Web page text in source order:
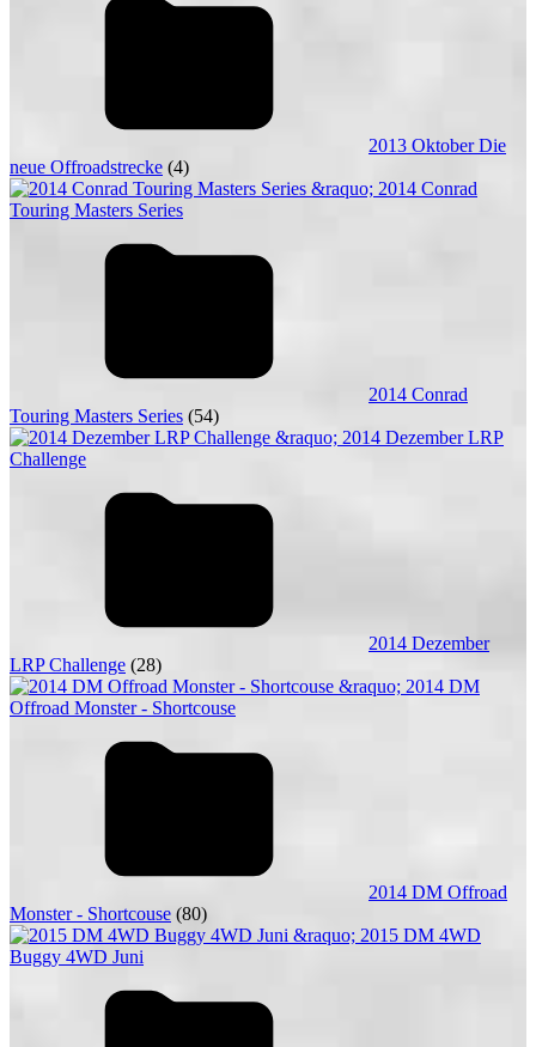
2013 Oktober Die
neue Offroadstrecke (4)
2014 Conrad
Touring Masters Series (54)
2014 Dezember
LRP Challenge (28)
2014 DM Offroad
Monster - Shortcouse (80)